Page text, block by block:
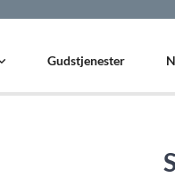
Gudstjenester